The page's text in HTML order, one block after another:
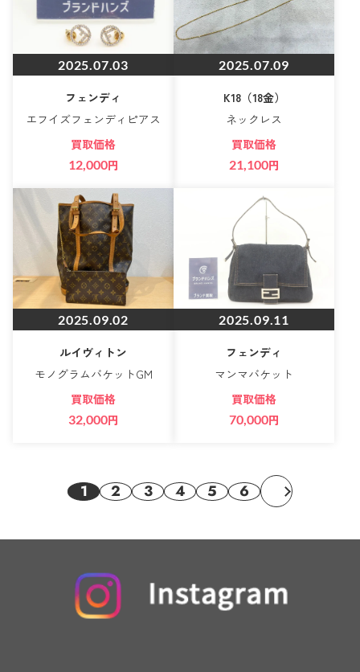
2025.07.03
フェンディ
エフイズフェンディピアス
買取価格
12,000円
2025.07.09
K18（18金）
ネックレス
買取価格
21,100円
2025.09.02
ルイヴィトン
モノグラムバケットGM
買取価格
32,000円
2025.09.11
フェンディ
マンマバケット
買取価格
70,000円
1 2 3 4 5 6